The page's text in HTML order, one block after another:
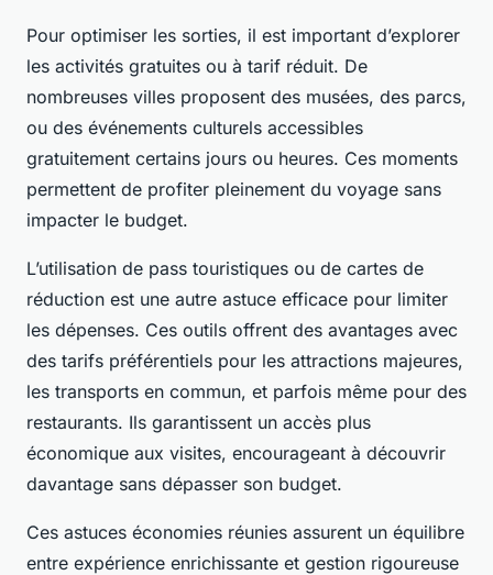
Pour optimiser les sorties, il est important d’explorer
les activités gratuites ou à tarif réduit. De
nombreuses villes proposent des musées, des parcs,
ou des événements culturels accessibles
gratuitement certains jours ou heures. Ces moments
permettent de profiter pleinement du voyage sans
impacter le budget.
L’utilisation de pass touristiques ou de cartes de
réduction est une autre astuce efficace pour limiter
les dépenses. Ces outils offrent des avantages avec
des tarifs préférentiels pour les attractions majeures,
les transports en commun, et parfois même pour des
restaurants. Ils garantissent un accès plus
économique aux visites, encourageant à découvrir
davantage sans dépasser son budget.
Ces astuces économies réunies assurent un équilibre
entre expérience enrichissante et gestion rigoureuse